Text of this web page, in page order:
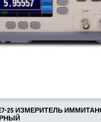
25 ИЗМЕРИТЕЛЬ